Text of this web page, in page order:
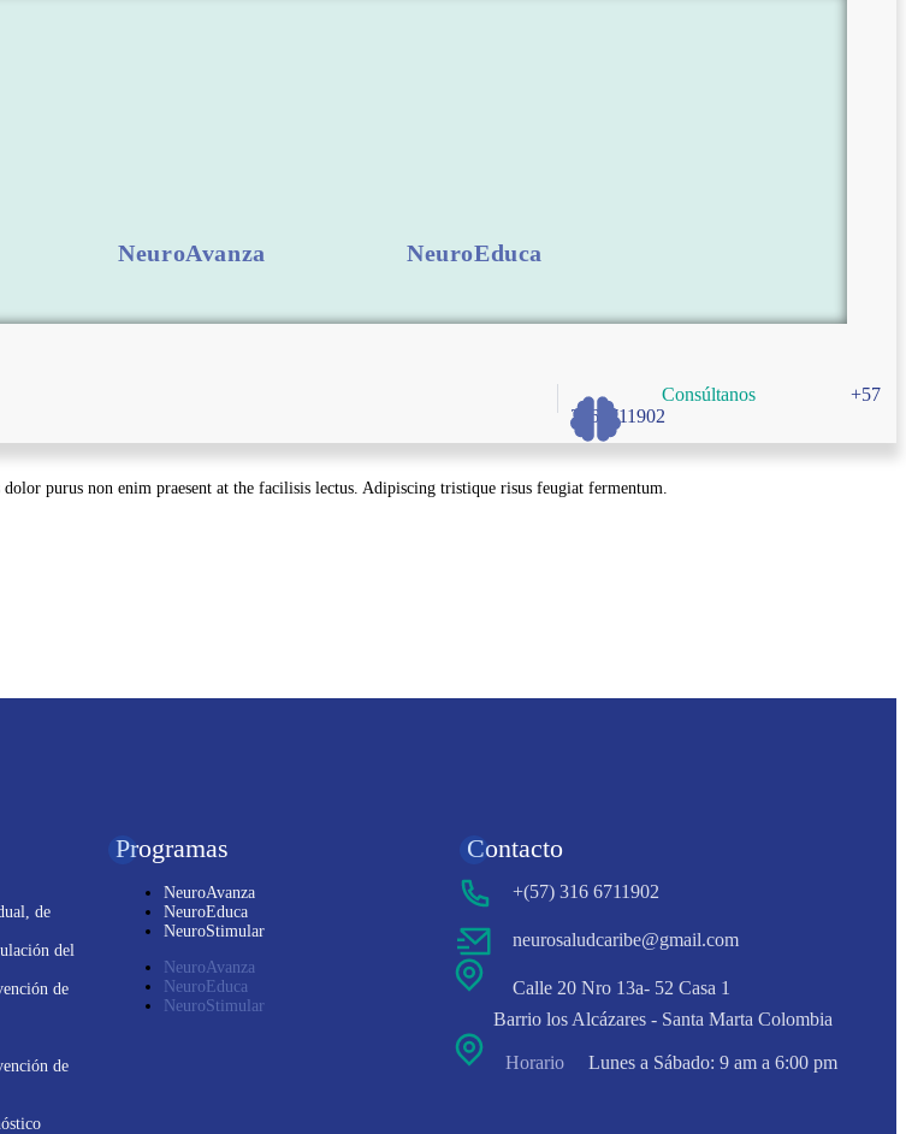
NeuroAvanza NeuroEduca
Consúltanos
+57
3166711902
purus non enim praesent at the facilisis lectus. Adipiscing tristique risus feugiat fermentum.
de
del
de
de
Programas
NeuroAvanza
NeuroEduca
NeuroStimular
NeuroAvanza
NeuroEduca
NeuroStimular
Contacto
+(57) 316 6711902
neurosaludcaribe@gmail.com
Calle 20 Nro 13a- 52 Casa 1
Barrio los Alcázares - Santa Marta Colombia
Horario Lunes a Sábado: 9 am a 6:00 pm